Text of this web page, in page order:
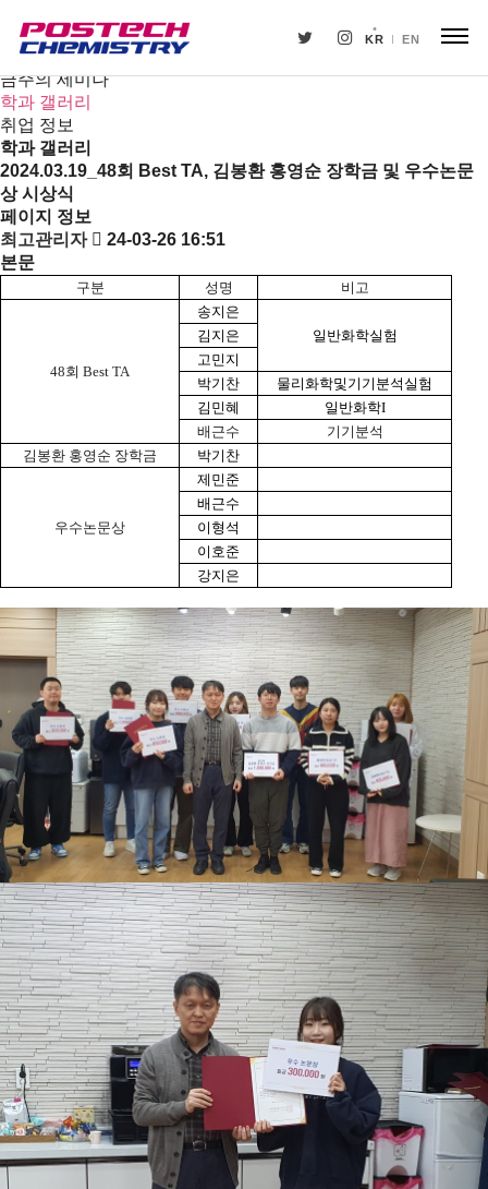
KR EN
뉴스
공지사항
금주의 세미나
학과 갤러리
취업 정보
학과 갤러리
2024.03.19_48회 Best TA, 김봉환 홍영순 장학금 및 우수논문
상 시상식
페이지 정보
최고관리자
24-03-26 16:51
본문
구분 성명 비고
48회 Best TA
송지은
일반화학실험
김지은
고민지
박기찬
물리화학및기기분석실험
김민혜
일반화학I
배근수
기기분석
김봉환 홍영순 장학금
박기찬
우수논문상
제민준
배근수
이형석
이호준
강지은